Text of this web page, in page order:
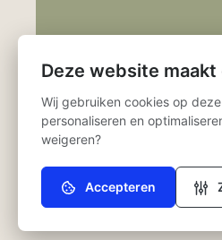
Privacy statement
Deze website
Wij gebruiken cookies op
personaliseren en
weigeren?
Noodzakelijk
werken.
Accepteren